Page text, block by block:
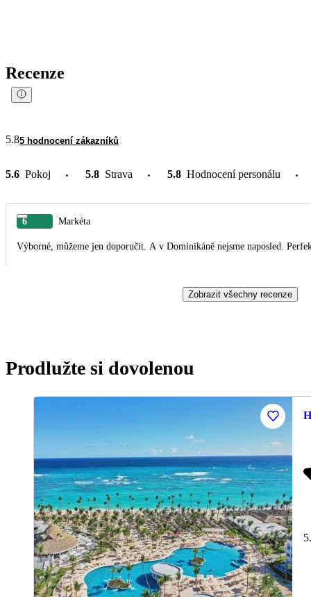
Recenze
5.85 hodnocení zákazníků
5.6 Pokoj 5.8 Strava 5.8 Hodnocení personálu
6 Markéta
Výborné, můžeme jen doporučit. A v Dominikáně nejsme naposled.
Zobrazit všechny recenze
Prodlužte si dovolenou